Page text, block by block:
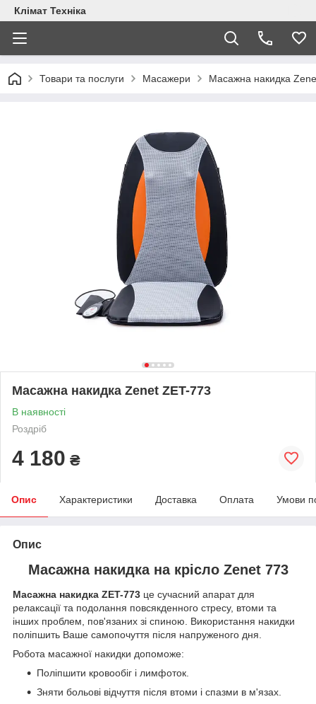
Клімат Техніка
Товари та послуги Масажери Масажна накидка
Масажна накидка Zenet ZET-773
В наявності
Роздріб
4 180 ₴
Опис Характеристики Доставка Оплата Умови
Опис
Масажна накидка на крісло Zenet 773
Масажна накидка ZET-773 це сучасний апарат для
релаксації та подолання повсякденного стресу, втоми та
інших проблем, пов'язаних зі спиною. Використання накидки
поліпшить Ваше самопочуття після напруженого дня.
Робота масажної накидки допоможе:
Поліпшити кровообіг і лимфоток.
Зняти больові відчуття після втоми і спазми в м'язах.